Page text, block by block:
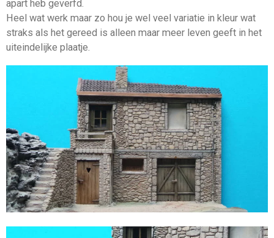
apart heb geverfd.
Heel wat werk maar zo hou je wel veel variatie in kleur wat
straks als het gereed is alleen maar meer leven geeft in het
uiteindelijke plaatje.